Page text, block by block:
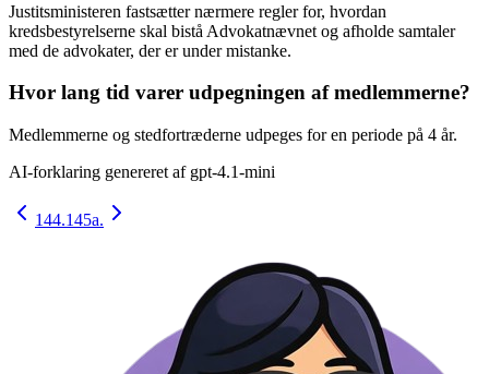
Justitsministeren fastsætter nærmere regler for, hvordan
kredsbestyrelserne skal bistå Advokatnævnet og afholde samtaler
med de advokater, der er under mistanke.
Hvor lang tid varer udpegningen af medlemmerne?
Medlemmerne og stedfortræderne udpeges for en periode på 4 år.
AI-forklaring genereret af gpt-4.1-mini
144.145a.